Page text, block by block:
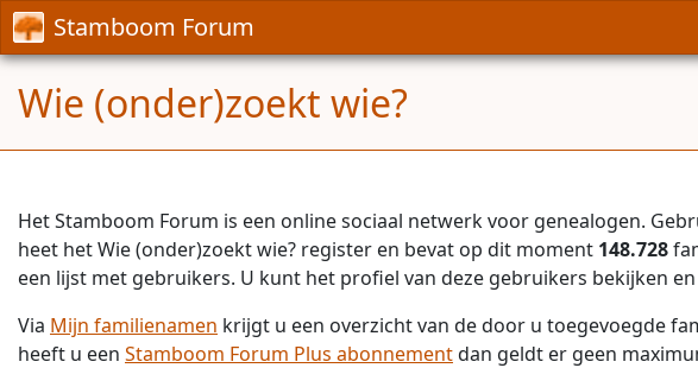
Stamboom Forum
Wie (onder)zoekt wie?
Het Stamboom Forum is een online sociaal netwerk voor genealogen.
heet het Wie (onder)zoekt wie? register en bevat op dit moment 148.728
een lijst met gebruikers. U kunt het profiel van deze gebruikers bekijken
Via Mijn familienamen krijgt u een overzicht van de door u toegevoegde
heeft u een Stamboom Forum Plus abonnementdan geldt er geen